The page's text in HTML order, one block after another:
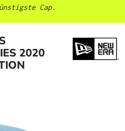
Cap.
2020